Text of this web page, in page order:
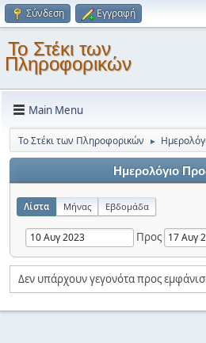
Σύνδεση Εγγραφή
Το Στέκι των
Πληροφορικών
Main Menu
Το Στέκι των Πληροφορικών ►
Ημερολόγιο
Λίστα Μήνας Εβδομάδα
Προς
Δεν υπάρχουν γεγονότα προς